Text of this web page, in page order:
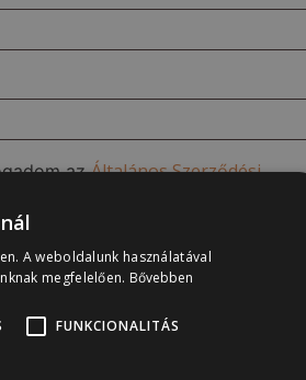
azÁltalános Szerződési
azAdatkezelési tájékoztatót.
arra fogjuk használni, hogy
weboldalon, kezeljük a fiókodhoz
más célra, amit leírtunk az
A weboldalunk használatával
megfelelően. Bővebben
FUNKCIONALITÁS